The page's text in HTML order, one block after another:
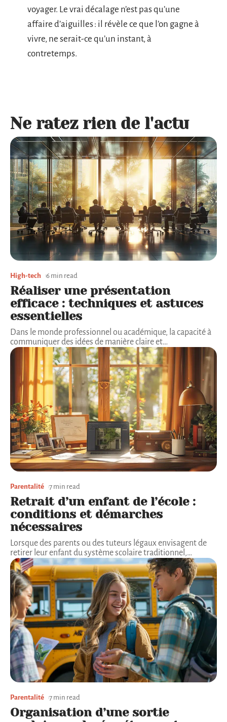
voyager. Le vrai décalage n’est pas qu’une
affaire d’aiguilles : il révèle ce que l’on gagne à
vivre, ne serait-ce qu’un instant, à
contretemps.
Ne ratez rien de l'actu
High-tech 6 min read
Réaliser une présentation
efficace : techniques et astuces
essentielles
Dans le monde professionnel ou académique, la capacité à
communiquer des idées de manière claire et…
Parentalité 7 min read
Retrait d’un enfant de l’école :
conditions et démarches
nécessaires
Lorsque des parents ou des tuteurs légaux envisagent de
retirer leur enfant du système scolaire traditionnel,…
Parentalité 7 min read
Organisation d’une sortie